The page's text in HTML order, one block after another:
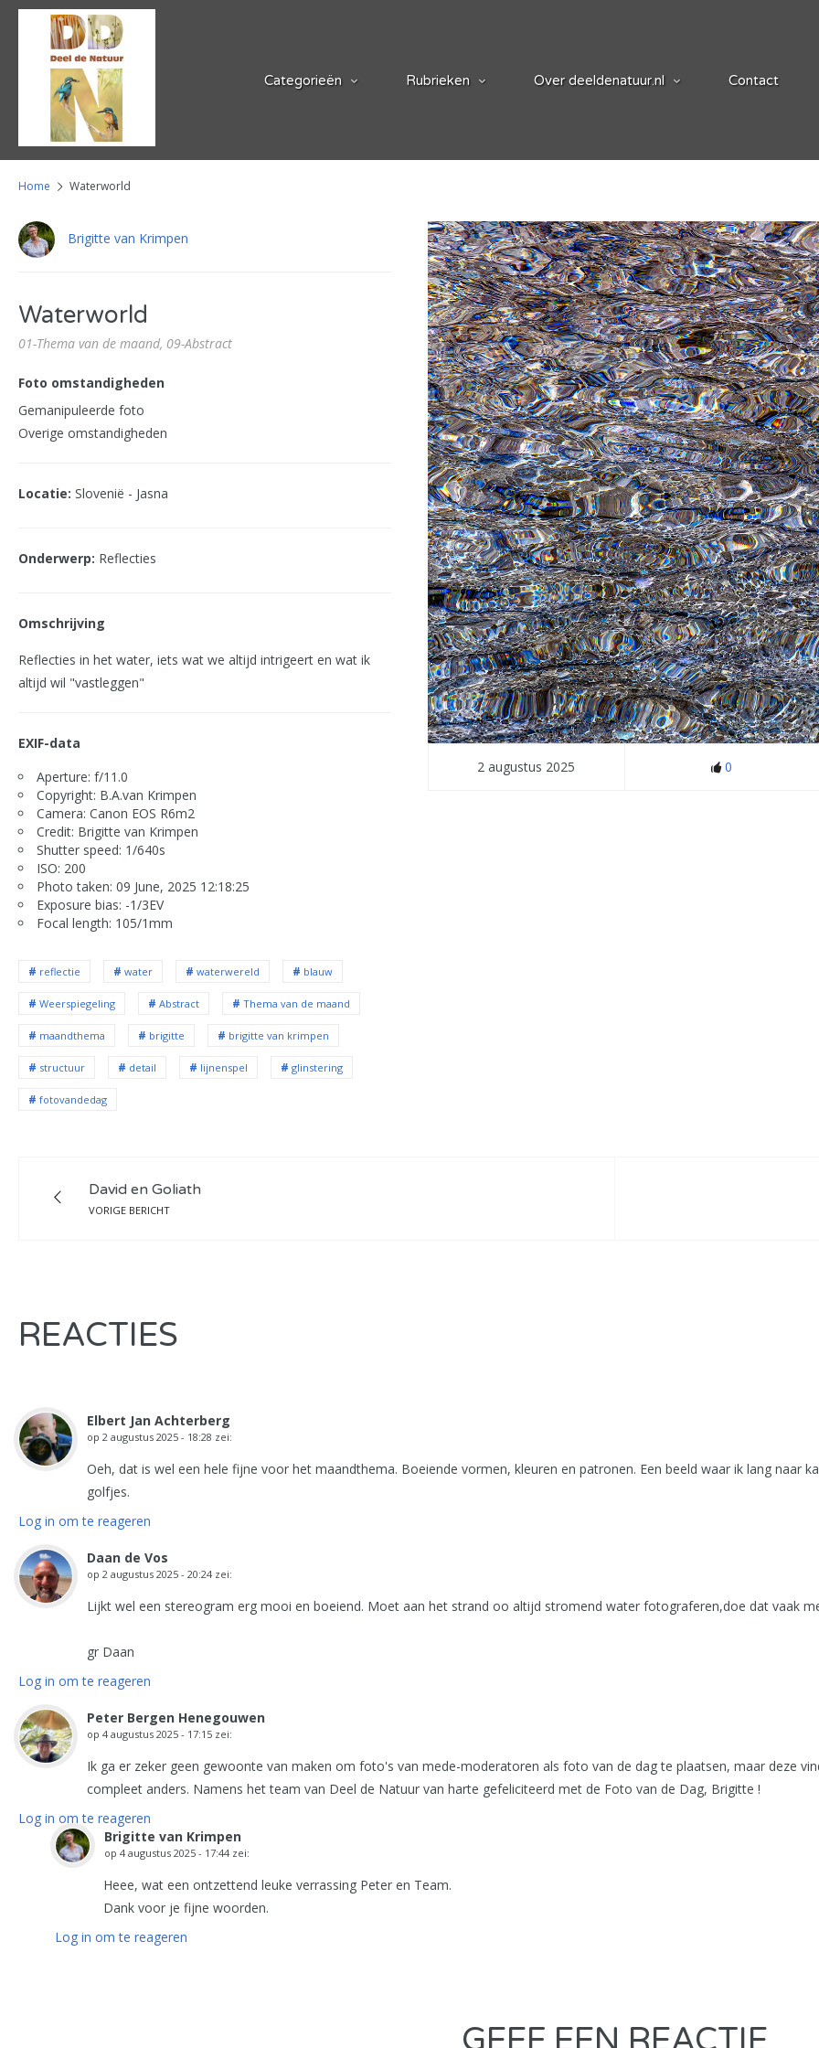
Categorieën Rubrieken Over deeldenatuur.nl Contact
Home Waterworld
Brigitte van Krimpen
Waterworld
01-Thema van de maand, 09-Abstract
Foto omstandigheden
Gemanipuleerde foto
Overige omstandigheden
Locatie: Slovenië - Jasna
Onderwerp: Reflecties
Omschrijving
Reflecties in het water, iets wat we altijd intrigeert en wat ik
altijd wil "vastleggen"
EXIF-data
Aperture: f/11.0
Copyright: B.A.van Krimpen
Camera: Canon EOS R6m2
Credit: Brigitte van Krimpen
Shutter speed: 1/640s
ISO: 200
Photo taken: 09 June, 2025 12:18:25
Exposure bias: -1/3EV
Focal length: 105/1mm
reflectie water waterwereld blauw
Weerspiegeling Abstract Thema van de maand
maandthema brigitte brigitte van krimpen
structuur detail lijnenspel glinstering
fotovandedag
2 augustus 2025 0
David en Goliath
VORIGE BERICHT
REACTIES
Elbert Jan Achterberg
op 2 augustus 2025 - 18:28 zei:
Oeh, dat is wel een hele fijne voor het maandthema. Boeiende vormen, kleuren en patronen. Een beeld waar ik lang naar
golfjes.
Log in om te reageren
Daan de Vos
op 2 augustus 2025 - 20:24 zei:
Lijkt wel een stereogram erg mooi en boeiend. Moet aan het strand oo altijd stromend water fotograferen,doe dat vaak
gr Daan
Log in om te reageren
Peter Bergen Henegouwen
op 4 augustus 2025 - 17:15 zei:
Ik ga er zeker geen gewoonte van maken om foto's van mede-moderatoren als foto van de dag te plaatsen, maar deze
compleet anders. Namens het team van Deel de Natuur van harte gefeliciteerd met de Foto van de Dag, Brigitte !
Log in om te reageren
Brigitte van Krimpen
op 4 augustus 2025 - 17:44 zei:
Heee, wat een ontzettend leuke verrassing Peter en Team.
Dank voor je fijne woorden.
Log in om te reageren